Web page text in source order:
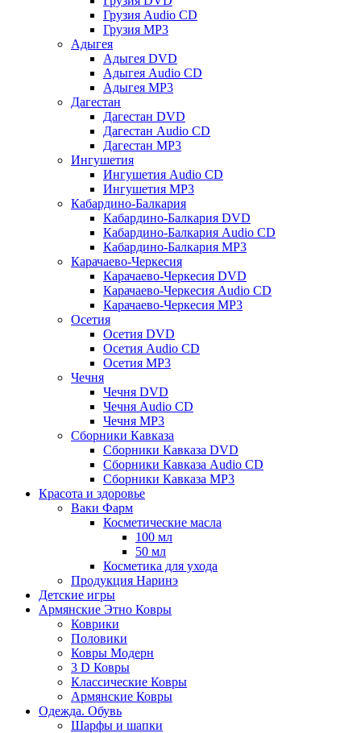
Грузия Audio CD
Грузия MP3
Адыгея
Адыгея DVD
Адыгея Audio CD
Адыгея MP3
Дагестан
Дагестан DVD
Дагестан Audio CD
Дагестан MP3
Ингушетия
Ингушетия Audio CD
Ингушетия MP3
Кабардино-Балкария
Кабардино-Балкария DVD
Кабардино-Балкария Audio CD
Кабардино-Балкария MP3
Карачаево-Черкесия
Карачаево-Черкесия DVD
Карачаево-Черкесия Audio CD
Карачаево-Черкесия MP3
Осетия
Осетия DVD
Осетия Audio CD
Осетия MP3
Чечня
Чечня DVD
Чечня Audio CD
Чечня MP3
Сборники Кавказа
Сборники Кавказа DVD
Сборники Кавказа Audio CD
Сборники Кавказа MP3
Красота и здоровье
Ваки Фарм
Косметические масла
100 мл
50 мл
Косметика для ухода
Продукция Наринэ
Детские игры
Армянские Этно Ковры
Коврики
Половики
Ковры Модерн
3 D Ковры
Классические Ковры
Армянские Ковры
Одежда. Обувь
Шарфы и шапки